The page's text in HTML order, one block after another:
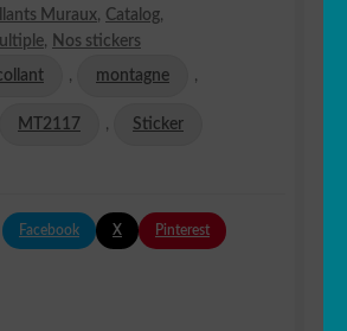
Muraux, Catalog,
, Nos stickers
, montagne ,
MT2117 , Sticker
Facebook X Pinterest